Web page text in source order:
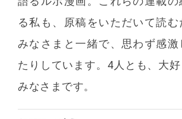
る私も、原稿をいただいて読
みなさまと一緒で、思わず感激
たりしています。4人とも、大
みなさまです。